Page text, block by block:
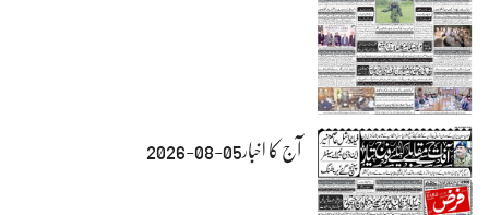
آج کا اخبار05-08-2026